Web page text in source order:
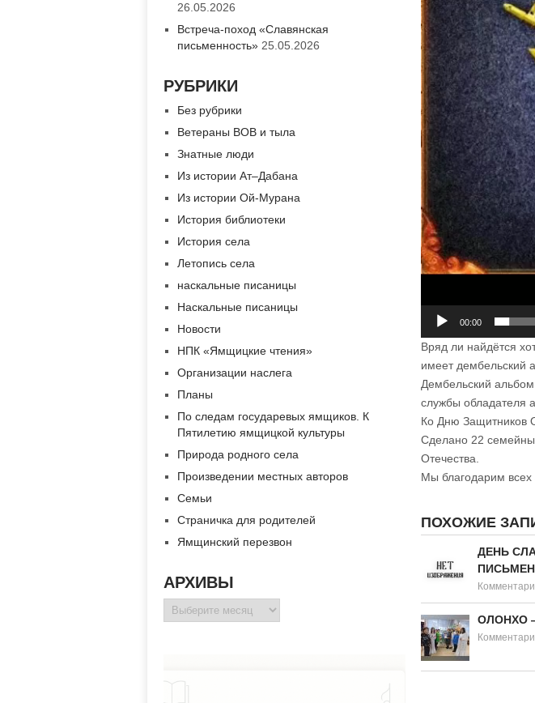
00:00
Вряд ли найдётся
имеет дембельский
Дембельский
службы обладателя
Ко Дню Защитников
Сделано 22
Отечества.
Мы благодарим всех
ПОХОЖИЕ
ДЕНЬ
ОЛОНХО
26.05.2026
Встреча-поход «Славянская
письменность» 25.05.2026
РУБРИКИ
Без рубрики
Ветераны ВОВ и тыла
Знатные люди
Из истории Ат–Дабана
Из истории Ой-Мурана
История библиотеки
История села
Летопись села
наскальные писаницы
Наскальные писаницы
Новости
НПК «Ямщицкие чтения»
Организации наслега
Планы
По следам государевых ямщиков. К
Пятилетию ямщицкой культуры
Природа родного села
Произведении местных авторов
Семьи
Страничка для родителей
Ямщинский перезвон
АРХИВЫ
Архивы